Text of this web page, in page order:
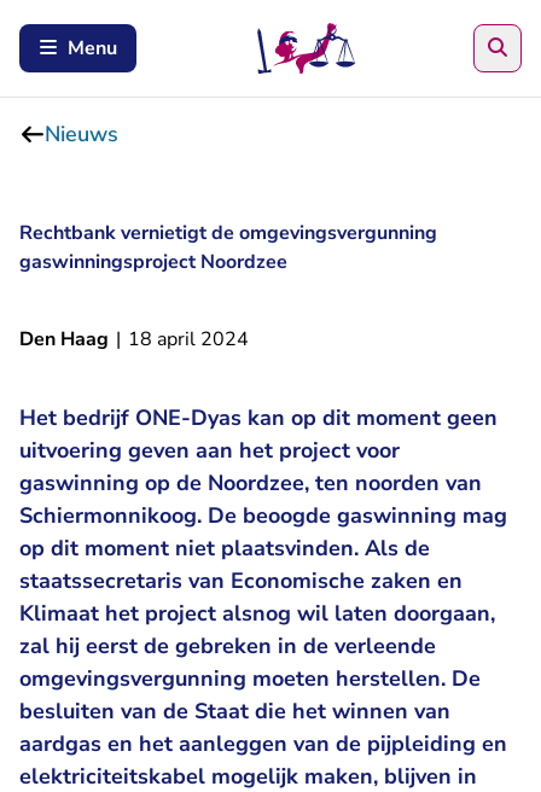
Menu
Nieuws
Rechtbank vernietigt de omgevingsvergunning
gaswinningsproject Noordzee
Den Haag | 18 april 2024
Het bedrijf ONE-Dyas kan op dit moment geen
uitvoering geven aan het project voor
gaswinning op de Noordzee, ten noorden van
Schiermonnikoog. De beoogde gaswinning mag
op dit moment niet plaatsvinden. Als de
staatssecretaris van Economische zaken en
Klimaat het project alsnog wil laten doorgaan,
zal hij eerst de gebreken in de verleende
omgevingsvergunning moeten herstellen. De
besluiten van de Staat die het winnen van
aardgas en het aanleggen van de pijpleiding en
elektriciteitskabel mogelijk maken, blijven in